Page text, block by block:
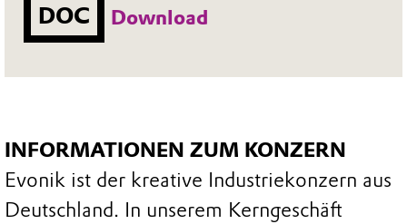
DOC Download
INFORMATIONEN ZUM KONZERN
Evonik ist der kreative Industriekonzern aus
Deutschland. In unserem Kerngeschäft